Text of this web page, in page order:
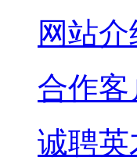
网站介
合作客
诚聘英